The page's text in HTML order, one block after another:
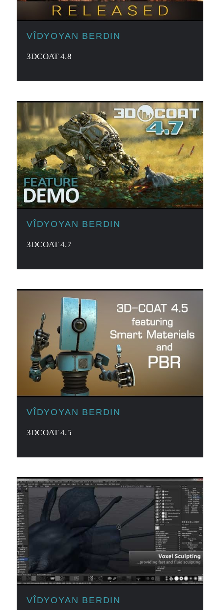
VÎDYOYAN BERDIN
3DCOAT 4.8
VÎDYOYAN BERDIN
3DCOAT 4.7
VÎDYOYAN BERDIN
3DCOAT 4.5
VÎDYOYAN BERDIN